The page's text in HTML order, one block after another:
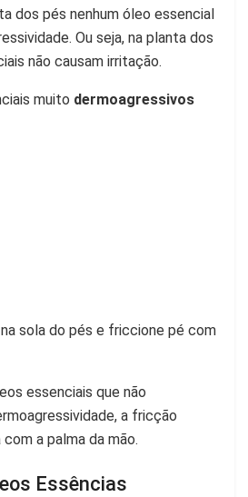
dos pés nenhum óleo essencial
Ou seja, na planta dos
não causam irritação.
muito dermoagressivos
sola do pés e friccione pé com
essenciais que não
a fricção
a palma da mão.
Essências